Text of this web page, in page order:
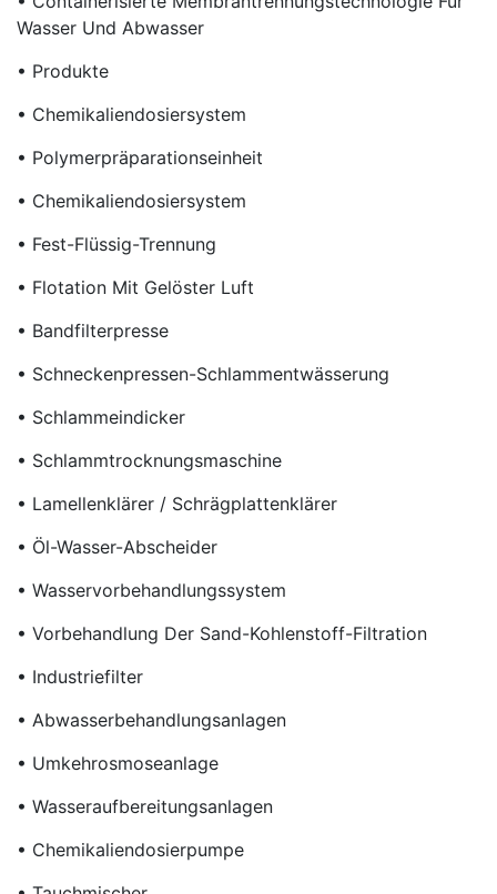
Wasser Und Abwasser
• Produkte
• Chemikaliendosiersystem
• Polymerpräparationseinheit
• Chemikaliendosiersystem
• Fest-Flüssig-Trennung
• Flotation Mit Gelöster Luft
• Bandfilterpresse
• Schneckenpressen-Schlammentwässerung
• Schlammeindicker
• Schlammtrocknungsmaschine
• Lamellenklärer / Schrägplattenklärer
• Öl-Wasser-Abscheider
• Wasservorbehandlungssystem
• Vorbehandlung Der Sand-Kohlenstoff-Filtration
• Industriefilter
• Abwasserbehandlungsanlagen
• Umkehrosmoseanlage
• Wasseraufbereitungsanlagen
• Chemikaliendosierpumpe